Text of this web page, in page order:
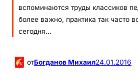
вспоминаются труды классиков
более важно, практика так часто
сегодня…
отБогданов Михаил24.01.2016